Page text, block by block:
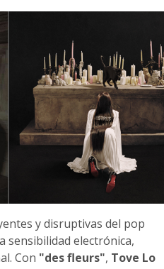
y disruptivas del pop
sensibilidad electrónica,
Con "des fleurs", Tove Lo